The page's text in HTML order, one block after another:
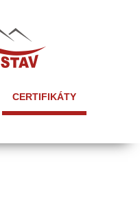
CERTIFIKÁTY